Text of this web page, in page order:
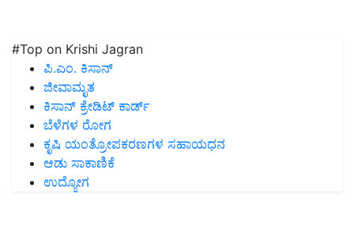
#Top on Krishi Jagran
ಪಿ.ಎಂ. ಕಿಸಾನ್
ಜೀವಾಮೃತ
ಕಿಸಾನ್ ಕ್ರೇಡಿಟ್ ಕಾರ್ಡ್
ಬೆಳೆಗಳ ರೋಗ
ಕೃಷಿ ಯಂತ್ರೋಪಕರಣಗಳ ಸಹಾಯಧನ
ಆಡು ಸಾಕಾಣಿಕೆ
ಉದ್ಯೋಗ